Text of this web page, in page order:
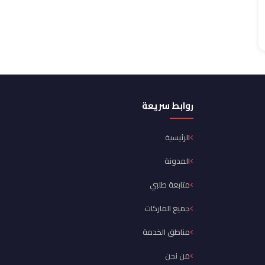
روابط سريعة
الرئيسية
المدونة
متابعة طلبي
جميع الماركات
مناطق الخدمة
من نحن